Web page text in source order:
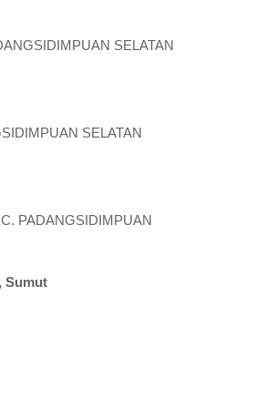
SELATAN
SELATAN
PADANGSIDIMPUAN
Sumut